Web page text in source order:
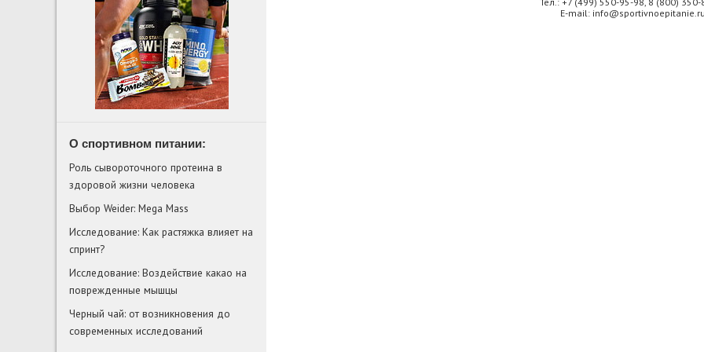
E-mail: info@sportivnoepitanie.ru
О спортивном питании:
Роль сывороточного протеина в
здоровой жизни человека
Выбор Weider: Mega Mass
Исследование: Как растяжка влияет на
спринт?
Исследование: Воздействие какао на
поврежденные мышцы
Черный чай: от возникновения до
современных исследований